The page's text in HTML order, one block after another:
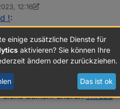
12:16
!:
ich deine Aussage nicht ganz
deinem andrenThread
einige zusätzliche Dienste für
aktivieren? Sie können Ihre
ändern oder zurückziehen.
Das ist ok